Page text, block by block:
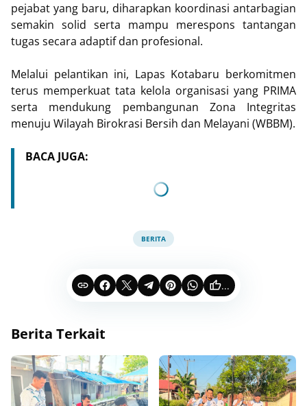
pejabat yang baru, diharapkan koordinasi antarbagian
semakin solid serta mampu merespons tantangan
tugas secara adaptif dan profesional.
Melalui pelantikan ini, Lapas Kotabaru berkomitmen
terus memperkuat tata kelola organisasi yang PRIMA
serta mendukung pembangunan Zona Integritas
menuju Wilayah Birokrasi Bersih dan Melayani (WBBM).
BACA JUGA:
BERITA
...
Berita Terkait